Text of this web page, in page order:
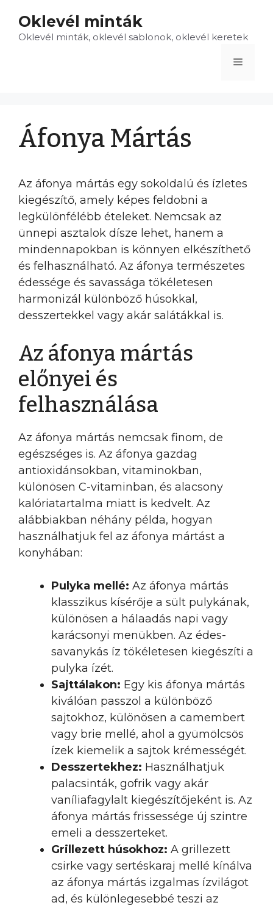
tartalomba
Oklevél minták
Oklevél minták, oklevél sablonok, oklevél keretek
Menü
Áfonya Mártás
Az áfonya mártás egy sokoldalú és ízletes
kiegészítő, amely képes feldobni a
legkülönfélébb ételeket. Nemcsak az
ünnepi asztalok dísze lehet, hanem a
mindennapokban is könnyen elkészíthető
és felhasználható. Az áfonya természetes
édessége és savassága tökéletesen
harmonizál különböző húsokkal,
desszertekkel vagy akár salátákkal is.
Az áfonya mártás
előnyei és
felhasználása
Az áfonya mártás nemcsak finom, de
egészséges is. Az áfonya gazdag
antioxidánsokban, vitaminokban,
különösen C-vitaminban, és alacsony
kalóriatartalma miatt is kedvelt. Az
alábbiakban néhány példa, hogyan
használhatjuk fel az áfonya mártást a
konyhában:
Pulyka mellé: Az áfonya mártás
klasszikus kísérője a sült pulykának,
különösen a hálaadás napi vagy
karácsonyi menükben. Az édes-
savanykás íz tökéletesen kiegészíti a
pulyka ízét.
Sajttálakon: Egy kis áfonya mártás
kiválóan passzol a különböző
sajtokhoz, különösen a camembert
vagy brie mellé, ahol a gyümölcsös
ízek kiemelik a sajtok krémességét.
Desszertekhez: Használhatjuk
palacsinták, gofrik vagy akár
vaníliafagylalt kiegészítőjeként is. Az
áfonya mártás frissessége új szintre
emeli a desszerteket.
Grillezett húsokhoz: A grillezett
csirke vagy sertéskaraj mellé kínálva
az áfonya mártás izgalmas ízvilágot
ad, és különlegesebbé teszi az